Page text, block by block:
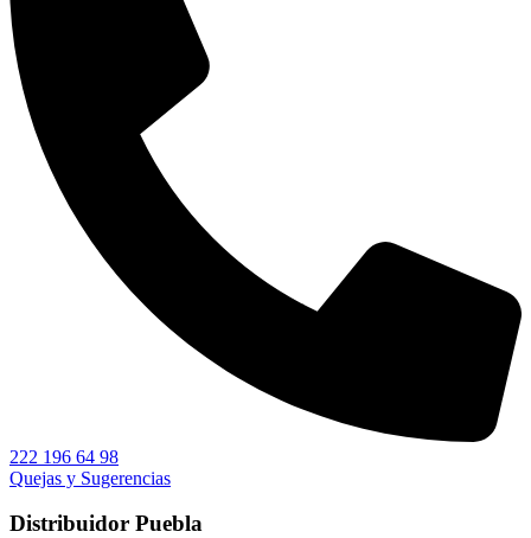
222 196 64 98
Quejas y Sugerencias
Distribuidor Puebla